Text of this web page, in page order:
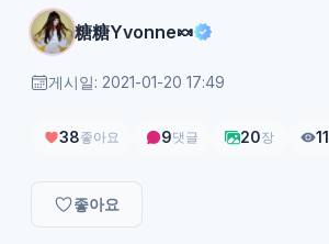
糖糖Yvonne🍬
게시일: 2021-01-20 17:49
38좋아요 9댓글 20장
좋아요